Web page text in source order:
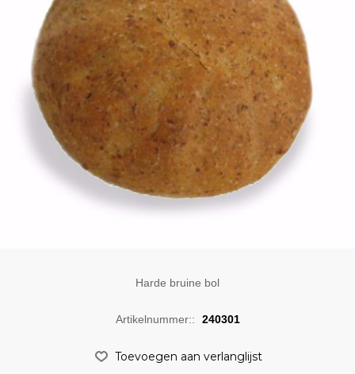
Harde bruine bol
Artikelnummer:: 240301